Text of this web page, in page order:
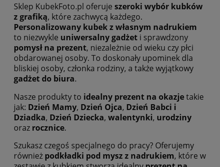
Sklep KubekFoto.pl oferuje szeroki wybór kubków
z grafiką, które zachwycą każdego.
Personalizowany kubek z własnym nadrukiem
to niezwykle uniwersalny gadżet i sprawdzony
pomysł na prezent, niezależnie od wieku czy płci
obdarowanej osoby. To doskonały upominek dla
bliskiej osoby, członka rodziny, a także wyjątkowy
gadżet do biura.
Nasze produkty to idealny prezent na okazjetakie
jak: Dzień Mamy, Dzień Ojca, Dzień Babci i
Dziadka, Dzień Dziecka, walentynki, urodziny
oraz rocznice.
Szukasz czegoś specjalnego do pracy? Oferujemy
również podkładki pod mysz z nadrukiem, które w